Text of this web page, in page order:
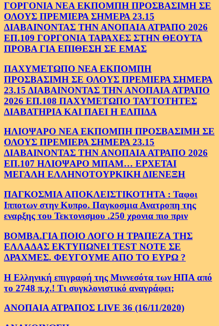
ΓΟΡΓΟΝΙΑ ΝΕΑ ΕΚΠΟΜΠΗ ΠΡΟΣΒΑΣΙΜΗ ΣΕ
ΟΛΟΥΣ ΠΡΕΜΙΕΡΑ ΣΗΜΕΡΑ 23.15
ΔΙΑΒΑΙΝΟΝΤΑΣ ΤΗΝ ΑΝΟΠΑΙΑ ΑΤΡΑΠΟ 2026
ΕΠ.109 ΓΟΡΓΟΝΙΑ ΤΑΡΑΧΕΣ ΣΤΗΝ ΘΕΟΥΤΑ
ΠΡΟΒΑ ΓΙΑ ΕΠΙΘΕΣΗ ΣΕ ΕΜΑΣ
ΠΑΧΥΜΕΤΩΠΟ ΝΕΑ ΕΚΠΟΜΠΗ
ΠΡΟΣΒΑΣΙΜΗ ΣΕ ΟΛΟΥΣ ΠΡΕΜΙΕΡΑ ΣΗΜΕΡΑ
23.15 ΔΙΑΒΑΙΝΟΝΤΑΣ ΤΗΝ ΑΝΟΠΑΙΑ ΑΤΡΑΠΟ
2026 ΕΠ.108 ΠΑΧΥΜΕΤΩΠΟ ΤΑΥΤΟΤΗΤΕΣ
ΔΙΑΒΑΤΗΡΙΑ ΚΑΙ ΠΑΕΙ Η ΕΛΠΙΔΑ
ΗΛΙΟΨΑΡΟ ΝΕΑ ΕΚΠΟΜΠΗ ΠΡΟΣΒΑΣΙΜΗ ΣΕ
ΟΛΟΥΣ ΠΡΕΜΙΕΡΑ ΣΗΜΕΡΑ 23.15
ΔΙΑΒΑΙΝΟΝΤΑΣ ΤΗΝ ΑΝΟΠΑΙΑ ΑΤΡΑΠΟ 2026
ΕΠ.107 ΗΛΙΟΨΑΡΟ ΜΠΑΜ… ΕΡΧΕΤΑΙ
ΜΕΓΑΛΗ ΕΛΛΗΝΟΤΟΥΡΚΙΚΗ ΔΙΕΝΕΞΗ
ΠΑΓΚΟΣΜΙΑ ΑΠΟΚΛΕΙΣΤΙΚΟΤΗΤΑ : Ταφοι
Ιπποτων στην Κυπρο. Παγκοσμια Ανατροπη της
εναρξης του Τεκτονισμου .250 χρονια πιο πριν
ΒΟΜΒΑ.ΓΙΑ ΠΟΙΟ ΛΟΓΟ Η ΤΡΑΠΕΖΑ ΤΗΣ
ΕΛΛΑΔΑΣ ΕΚΤΥΠΩΝΕΙ TEST NOTE ΣΕ
ΔΡΑΧΜΕΣ. ΦΕΥΓΟΥΜΕ ΑΠΟ ΤΟ ΕΥΡΩ ?
Η Ελληνική επιγραφή της Μιννεσότα των ΗΠΑ από
το 2748 π.χ.! Τι συγκλονιστικό αναγράφει;
ΑΝΟΠΑΙΑ ΑΤΡΑΠΟΣ LIVE 36 (16/11/2020)